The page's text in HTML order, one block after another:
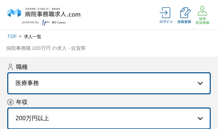
TOP 求人一覧
病院事務職 200万円 の求人 - 佐賀県
職種
医療事務
年収